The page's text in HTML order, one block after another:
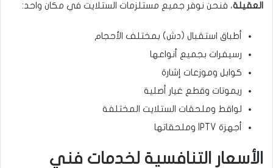
العقيلة، فنحن نوفر جميع مستلزمات الستلايت في مكان واحد:
أطباق استقبال (دش) بمختلف الأحجام
رسيفرات بجميع أنواعها
كوابل وموزعات إشارة
ريموتات وقطع غيار أصلية
لواقط وملحقات الستلايت المختلفة
أجهزة IPTV وملحقاتها
الأسعار التنافسية لخدمات فني